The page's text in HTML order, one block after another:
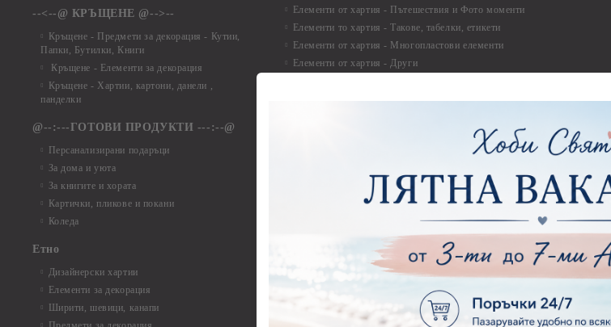
--<--@ КРЪЩЕНЕ @-->--
Кръщене - Предмети за декорация - Кутии,
Папки, Бутилки, Книги
Кръщене - Елементи за декорация
Кръщене - Хартии, картони, данели ,
панделки
@--:---ГОТОВИ ПРОДУКТИ ---:--@
Персанализирани подаръци
За дома и уюта
За книгите и хората
Картички, пликове и покани
Коледа
Етно
Дизайнерски хартии
Елементи за декорация
Ширити, шевици, канапи
Елементи от хартия - Пътешествия и Фото моменти
Елементи то хартия - Такове, табелки, етикети
Елементи от хартия - Многопластови елементи
Елементи от хартия - Други
Елементи от хартия - Микс елементи
Елементи от бирен картон - Надписи на български
Елементи от бирен картон - Ъгли и орнаменти
Елементи от бирен картон - Сватба
Елементи от бирен картон - Училище, Дипломиране и Завършване
Елементи от бирен картон - Бебшки и Детски елементи
Елементи от бирен картон - Цветя и Животни
Елементи от бирен картон - Стиймпънк и Мъжки елементи
Елементи от бирен картон - Пътешестия - море, планина ,транспорт